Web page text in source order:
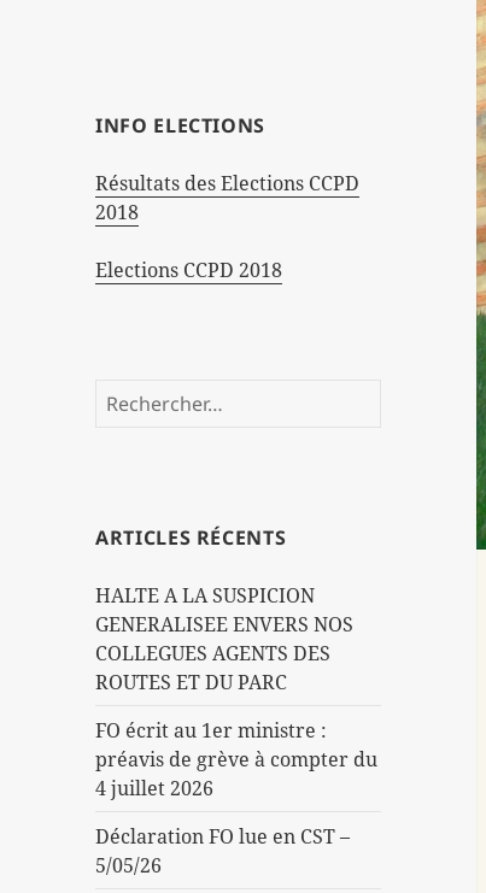
INFO ELECTIONS
Résultats des Elections CCPD
2018
Elections CCPD 2018
Rechercher :
ARTICLES RÉCENTS
HALTE A LA SUSPICION
GENERALISEE ENVERS NOS
COLLEGUES AGENTS DES
ROUTES ET DU PARC
FO écrit au 1er ministre :
préavis de grève à compter du
4 juillet 2026
Déclaration FO lue en CST –
5/05/26